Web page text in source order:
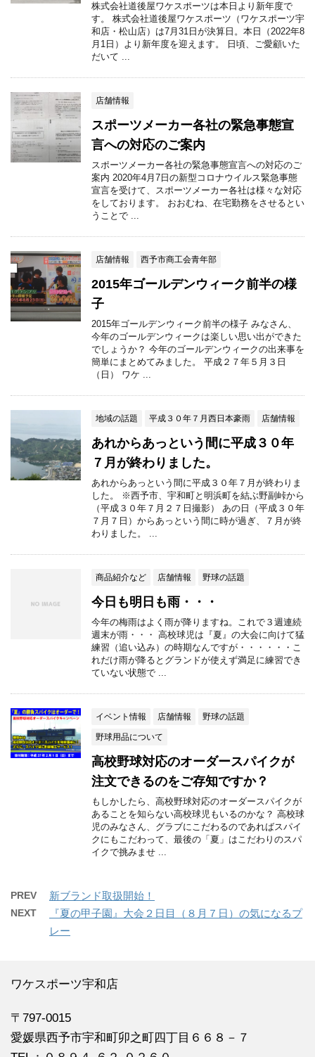
株式会社道後屋ワケスポーツは本日より新年度で
す。 株式会社道後屋ワケスポーツ（ワケスポーツ宇
和店・松山店）は7月31日が決算日。本日（2022年8
月1日）より新年度を迎えます。 日頃、ご愛顧いた
だいて ...
店舗情報
スポーツメーカー各社の緊急事態宣
言への対応のご案内
スポーツメーカー各社の緊急事態宣言への対応のご
案内 2020年4月7日の新型コロナウイルス緊急事態
宣言を受けて、スポーツメーカー各社は様々な対応
をしております。 おおむね、在宅勤務をさせるとい
うことで ...
店舗情報 西予市商工会青年部
2015年ゴールデンウィーク前半の様
子
2015年ゴールデンウィーク前半の様子 みなさん、
今年のゴールデンウィークは楽しい思い出ができた
でしょうか？ 今年のゴールデンウィークの出来事を
簡単にまとめてみました。 平成２７年５月３日
（日） ワケ ...
地域の話題 平成３０年７月西日本豪雨 店舗情報
あれからあっという間に平成３０年
７月が終わりました。
あれからあっという間に平成３０年７月が終わりま
した。 ※西予市、宇和町と明浜町を結ぶ野副峠から
（平成３０年７月２７日撮影） あの日（平成３０年
７月７日）からあっという間に時が過ぎ、７月が終
わりました。 ...
商品紹介など 店舗情報 野球の話題
今日も明日も雨・・・
今年の梅雨はよく雨が降りますね。これで３週連続
週末が雨・・・ 高校球児は『夏』の大会に向けて猛
練習（追い込み）の時期なんですが・・・・・・こ
れだけ雨が降るとグランドが使えず満足に練習でき
ていない状態で ...
イベント情報 店舗情報
野球の話題
野球用品について
高校野球対応のオーダースパイクが
注文できるのをご存知ですか？
もしかしたら、高校野球対応のオーダースパイクが
あることを知らない高校球児もいるのかな？ 高校球
児のみなさん、グラブにこだわるのであればスパイ
クにもこだわって、最後の「夏」はこだわりのスパ
イクで挑みませ ...
PREV 新ブランド取扱開始！
NEXT
『夏の甲子園』大会２日目（８月７日）の気になるプ
レー
ワケスポーツ宇和店
〒797-0015
愛媛県西予市宇和町卯之町四丁目６６８－７